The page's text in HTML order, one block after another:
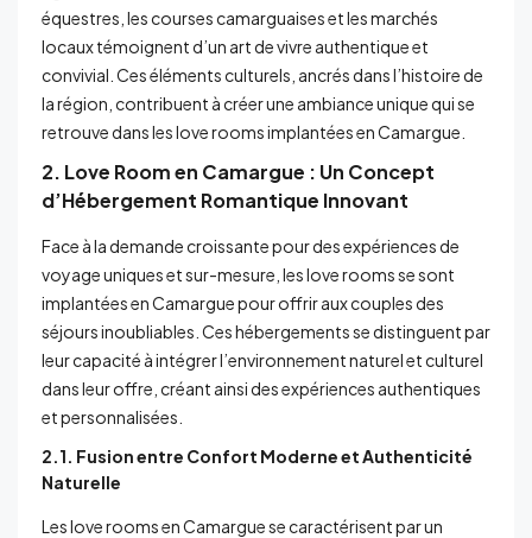
équestres, les courses camarguaises et les marchés
locaux témoignent d’un art de vivre authentique et
convivial. Ces éléments culturels, ancrés dans l’histoire de
la région, contribuent à créer une ambiance unique qui se
retrouve dans les love rooms implantées en Camargue.
2. Love Room en Camargue : Un Concept
d’Hébergement Romantique Innovant
Face à la demande croissante pour des expériences de
voyage uniques et sur-mesure, les love rooms se sont
implantées en Camargue pour offrir aux couples des
séjours inoubliables. Ces hébergements se distinguent par
leur capacité à intégrer l’environnement naturel et culturel
dans leur offre, créant ainsi des expériences authentiques
et personnalisées.
2.1. Fusion entre Confort Moderne et Authenticité
Naturelle
Les love rooms en Camargue se caractérisent par un